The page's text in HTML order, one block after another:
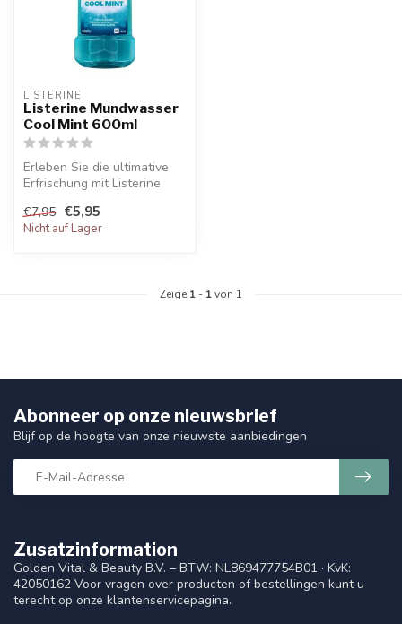
LISTERINE
Listerine Mundwasser
Cool Mint 600ml
Erleben Sie die ultimative
Erfrischung mit Listerine
600ml....
€7,95 €5,95
Nicht auf Lager
Zeige 1 - 1von 1
Zusatzinformation
Golden Vital & Beauty B.V. – BTW: NL869477754B01 · KvK:
42050162 Voor vragen over producten of bestellingen kunt u
terecht op onze klantenservicepagina.
Abonneer op onze nieuwsbrief
Blijf op de hoogte van onze nieuwste aanbiedingen